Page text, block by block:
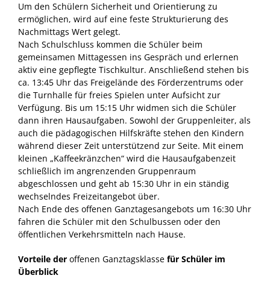
Um den Schülern Sicherheit und Orientierung zu
ermöglichen, wird auf eine feste Strukturierung des
Nachmittags Wert gelegt.
Nach Schulschluss kommen die Schüler beim
gemeinsamen Mittagessen ins Gespräch und erlernen
aktiv eine gepflegte Tischkultur. Anschließend stehen bis
ca. 13:45 Uhr das Freigelände des Förderzentrums oder
die Turnhalle für freies Spielen unter Aufsicht zur
Verfügung. Bis um 15:15 Uhr widmen sich die Schüler
dann ihren Hausaufgaben. Sowohl der Gruppenleiter, als
auch die pädagogischen Hilfskräfte stehen den Kindern
während dieser Zeit unterstützend zur Seite. Mit einem
kleinen „Kaffeekränzchen“ wird die Hausaufgabenzeit
schließlich im angrenzenden Gruppenraum
abgeschlossen und geht ab 15:30 Uhr in ein ständig
wechselndes Freizeitangebot über.
Nach Ende des offenen Ganztagesangebots um 16:30 Uhr
fahren die Schüler mit den Schulbussen oder den
öffentlichen Verkehrsmitteln nach Hause.
Vorteile der offenen Ganztagsklasse für Schüler im
Überblick